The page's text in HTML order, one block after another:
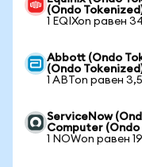
(Ondo
1 EQIXon равен
Abbott (Ondo
(Ondo
1 ABTon равен
ServiceNow
Computer (Ondo
1 NOWon равен